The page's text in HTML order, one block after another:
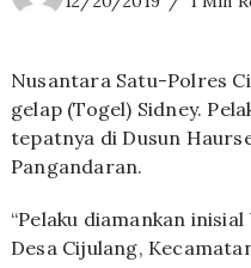
Nusantara Satu-Polres
gelap (Togel) Sidney.
tepatnya di Dusun
Pangandaran.
“Pelaku diamankan
Desa Cijulang,